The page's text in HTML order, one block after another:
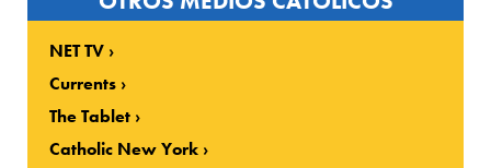
NET TV
Currents
The Tablet
Catholic New York